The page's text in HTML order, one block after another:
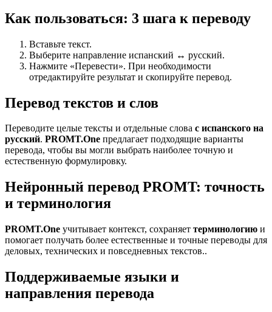
Как пользоваться: 3 шага к переводу
Вставьте текст.
Выберите направление испанский ↔ русский.
Нажмите «Перевести». При необходимости
отредактируйте результат и скопируйте перевод.
Перевод текстов и слов
Переводите целые тексты и отдельные слова с испанского на
русский. PROMT.One предлагает подходящие варианты
перевода, чтобы вы могли выбрать наиболее точную и
естественную формулировку.
Нейронный перевод PROMT: точность
и терминология
PROMT.One учитывает контекст, сохраняет терминологию и
помогает получать более естественные и точные переводы для
деловых, технических и повседневных текстов..
Поддерживаемые языки и
направления перевода